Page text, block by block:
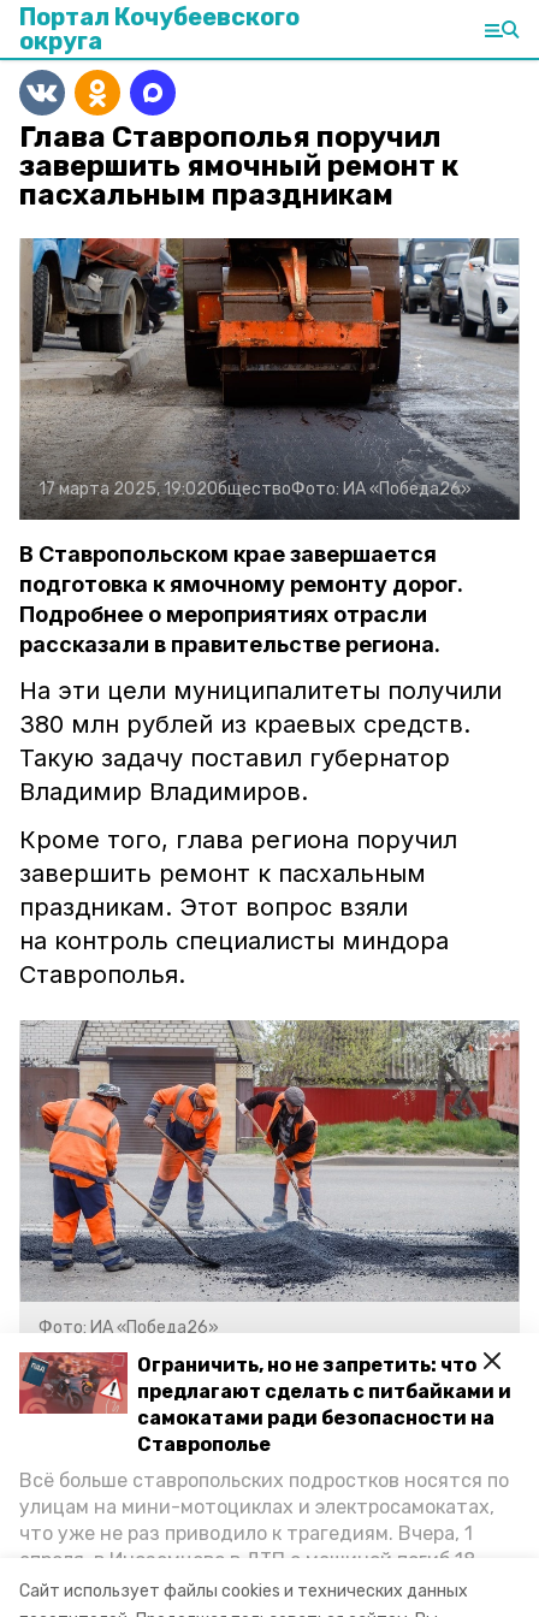
Сайт использует файлы cookies и технических данных
Ограничить, но не запретить: что
предлагают сделать с питбайками и
самокатами ради безопасности на
Ставрополье
Всё больше ставропольских подростков носятся по
улицам на мини-мотоциклах и электросамокатах,
что уже не раз приводило к трагедиям. Вчера, 1
апреля, в Иноземцево в ДТП с машиной погиб 18-
летний пассажир питбайка, катавшийся без шлема.
Портал Кочубеевского
округа
Глава Ставрополья поручил
завершить ямочный ремонт к
пасхальным праздникам
17 марта 2025, 19:02ОбществоФото: ИА «Победа26»
В Ставропольском крае завершается
подготовка к ямочному ремонту дорог.
Подробнее о мероприятиях отрасли
рассказали в правительстве региона.
На эти цели муниципалитеты получили
380 млн рублей из краевых средств.
Такую задачу поставил губернатор
Владимир Владимиров.
Кроме того, глава региона поручил
завершить ремонт к пасхальным
праздникам. Этот вопрос взяли
на контроль специалисты миндора
Ставрополья.
Фото: ИА «Победа26»
Ранее сообщалось, что в регионе
череда субботников. Участие
в них примут представители власти
и неравнодушные жители.